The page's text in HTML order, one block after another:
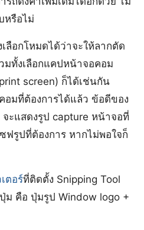
หรือไม่
ลือกโหมดได้ว่าจะให้ลากตัด
มทั้งเลือกแคปหน้าจอคอม
screen) ก็ได้เช่นกัน
มที่ต้องการได้แล้ว ข้อดีของ
จะแสดงรูป capture หน้าจอที่
รูปที่ต้องการ หากไม่พอใจก็
ตอร์ที่ติดตั้ง Snipping Tool
ม คือ ปุ่มรูป Window logo +